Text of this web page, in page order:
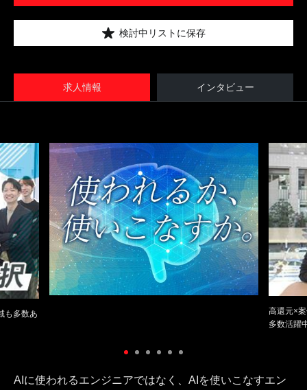
検討中リストに保存
求人情報 インタビュー
も多数あ
高還元×
多数活躍
AIに使われるエンジニアではなく、AIを使いこなすエン